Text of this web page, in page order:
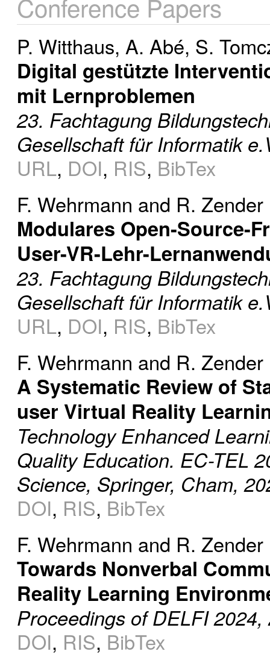
Conference Papers
P. Witthaus, A. Abé, S.
Digital gestützte
mit Lernproblemen
23. Fachtagung
Gesellschaft für Informatik
URL, DOI, RIS, BibTex
F. Wehrmann and R. Zender
Modulares Open-Source-
User-VR-Lehr-
23. Fachtagung
Gesellschaft für Informatik
URL, DOI, RIS, BibTex
F. Wehrmann and R. Zender
A Systematic Review of
user Virtual Reality
Technology Enhanced
Quality Education. EC-TEL
Science, Springer, Cham,
DOI, RIS, BibTex
F. Wehrmann and R. Zender
Towards Nonverbal
Reality Learning
Proceedings of DELFI 2024,
DOI, RIS, BibTex